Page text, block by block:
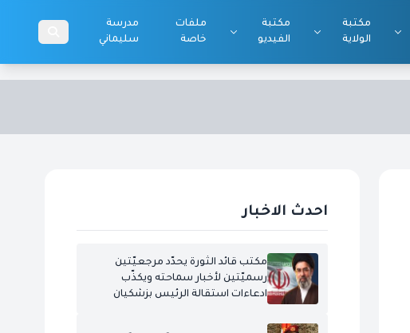
مكتبة
الولاية
مكتبة
الفيديو
ملفات
خاصة
مدرسة
سليماني
احدث الاخبار
مكتب قائد الثورة يحدّد مرجعيّتين
رسميّتين لأخبار سماحته ويكذّب
ادعاءات استقالة الرئيس بزشكيان